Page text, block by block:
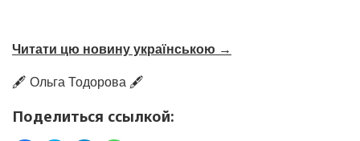
Читати цю новину українською →
🖋️ Ольга Тодорова 🖋️
Поделиться ссылкой: